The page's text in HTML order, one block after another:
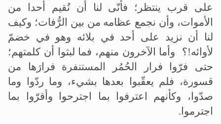
على قرب ينتظر؛ فأنّى لنا أن نُقيم أحدا من
الأموات، وأن نجمع عظامه من بين الرُّفات؛ وكيف
لنا أن نزيد على أحد في بلائه وهو في خضمّ
لأوائه!؟ وأما الآخرون منهم، فما لبثوا أن كلمتهم؛
حتى فرّوا فرار الحُمُر المستنفرة فرارَها من
قسورة، فلم يعقّبوا بعدها بشيء، وما ردّوا وما
صدّوا، وكأنهم اعترفوا بما اجترحوا وأقرّوا بما
اجترموا.